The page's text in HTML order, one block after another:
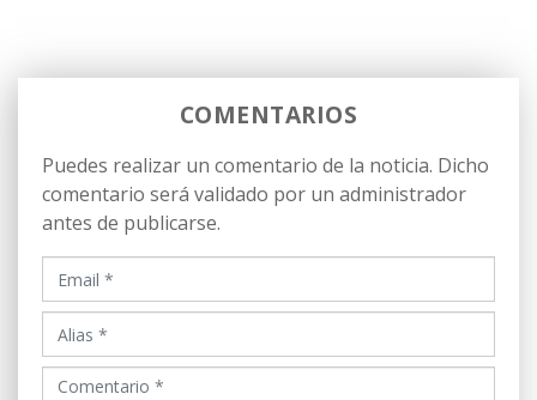
COMENTARIOS
Puedes realizar un comentario de la noticia. Dicho
comentario será validado por un administrador
antes de publicarse.